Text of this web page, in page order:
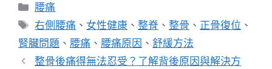
分
類
腰痛
標
籤
右側腰痛 、 女性健康 、整脊 、整骨 、 正骨復位 、
腎臟問題 、 腰痛 、 腰痛原因 、 舒緩方法
整骨後痛得無法忍受？了解背後原因與解決方